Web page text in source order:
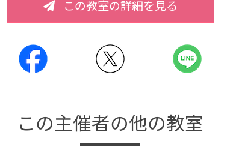
この教室の詳細を見る
この主催者の他の教室